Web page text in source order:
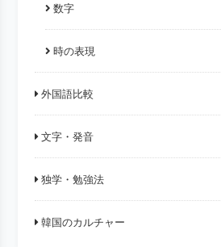
数字
時の表現
外国語比較
文字・発音
独学・勉強法
韓国のカルチャー